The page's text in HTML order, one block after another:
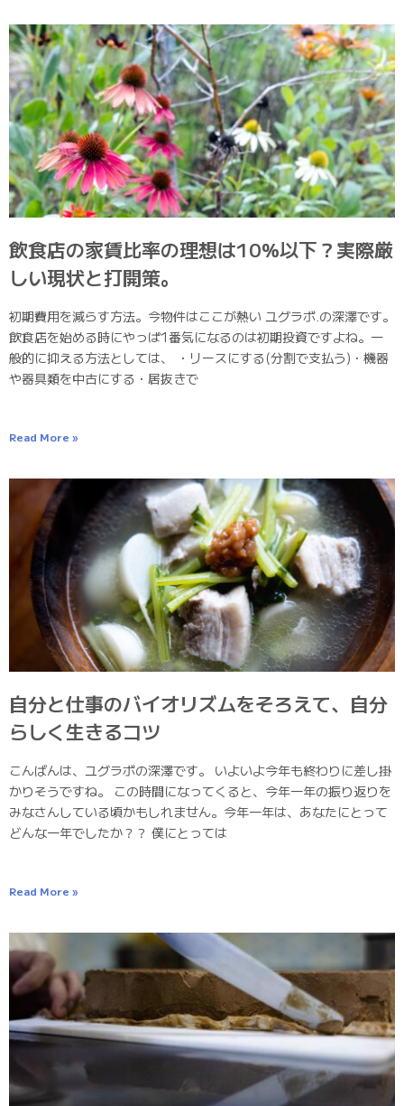
飲食店の家賃比率の理想は10%以下？実際厳
しい現状と打開策。
初期費用を減らす方法。今物件はここが熱い ユグラボ.の深澤です。
飲食店を始める時にやっぱ1番気になるのは初期投資ですよね。一
般的に抑える方法としては、 ・リースにする(分割で支払う)・機器
や器具類を中古にする・居抜きで
Read More »
自分と仕事のバイオリズムをそろえて、自分
らしく生きるコツ
こんばんは、ユグラボの深澤です。 いよいよ今年も終わりに差し掛
かりそうですね。 この時間になってくると、今年一年の振り返りを
みなさんしている頃かもしれません。今年一年は、あなたにとって
どんな一年でしたか？？ 僕にとっては
Read More »